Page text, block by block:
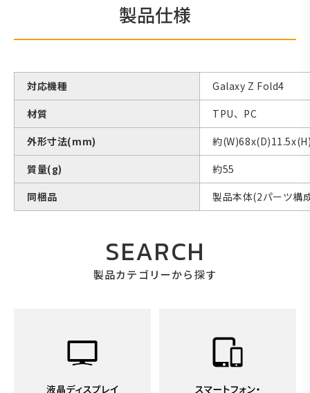
製品仕様
対応機種
Galaxy Z Fold4
材質
TPU、PC
外形寸法(mm)
約
質量(g)
約55
同梱品
製品本体(2パーツ構
SEARCH
製品カテゴリーから探す